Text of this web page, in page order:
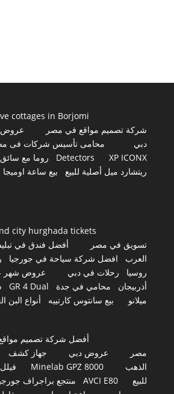
cottages in Borjomi
شركة تصميم مواقع في مصر
عروض
دبي
محامى تأسيس شركات فى
Detectors
XP ICONX روما مع
ريتشارد ميل أصلية للبيع
بيع ساعة اوميجا
city hurghada tickets
تسويق في مصر
أفضل فندق في
العرب
افضل شركة سياحة في جورجيا
روسيا
رحلات في دبي
عروض شهر
أذربيجان
محامي في جدة GR 4 Dual
ميلانو
بيع سانتوس كارتييه أنواع البن
أفضل شركة تصميم
مصر
عروض دبي
جهاز كشف
الذهب
Minelab GPZ 8000
للبيع
AVCI E80 منتجع براجراف